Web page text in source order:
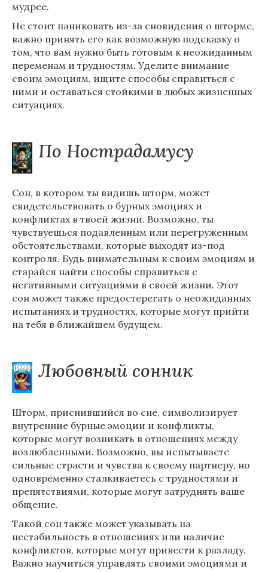
мудрее.
Не стоит паниковать из-за сновидения о шторме,
важно принять его как возможную подсказку о
том, что вам нужно быть готовым к неожиданным
переменам и трудностям. Уделите внимание
своим эмоциям, ищите способы справиться с
ними и оставаться стойкими в любых жизненных
ситуациях.
По Нострадамусу
Сон, в котором ты видишь шторм, может
свидетельствовать о бурных эмоциях и
конфликтах в твоей жизни. Возможно, ты
чувствуешься подавленным или перегруженным
обстоятельствами, которые выходят из-под
контроля. Будь внимательным к своим эмоциям и
старайся найти способы справиться с
негативными ситуациями в своей жизни. Этот
сон может также предостерегать о неожиданных
испытаниях и трудностях, которые могут прийти
на тебя в ближайшем будущем.
Любовный сонник
Шторм, приснившийся во сне, символизирует
внутренние бурные эмоции и конфликты,
которые могут возникать в отношениях между
возлюбленными. Возможно, вы испытываете
сильные страсти и чувства к своему партнеру, но
одновременно сталкиваетесь с трудностями и
препятствиями, которые могут затруднять ваше
общение.
Такой сон также может указывать на
нестабильность в отношениях или наличие
конфликтов, которые могут привести к разладу.
Важно научиться управлять своими эмоциями и